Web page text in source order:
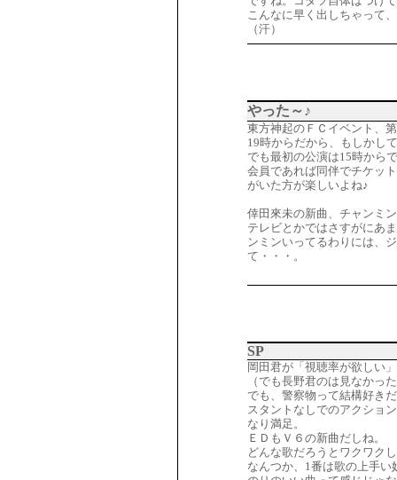
こんなに早く出しちゃって
（汗）
やった～♪
東方神起のＦＣイベント、
19時からだから、もしかし
でも最初の公演は15時から
会員であれば同伴でチケッ
がいた方が楽しいよね♪
倖田來未の新曲、チャンミ
テレビとかではさすがにあ
ンミンいってるわりには、
て・・・。
SP
岡田君が「視聴率が欲しい
（でも長野君のは見なかっ
でも、警察物って結構好き
スタントなしでのアクショ
なり満足。
ＥＤもＶ６の新曲だしね。
どんな歌だろうとワクワク
なんつか、1番は歌の上手